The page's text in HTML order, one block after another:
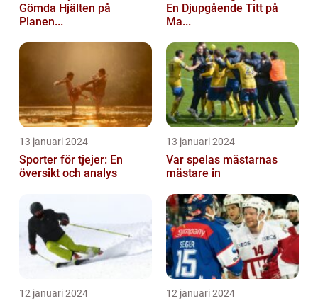
Gömda Hjälten på
Planen...
En Djupgående Titt på
Ma...
13 januari 2024
Sporter för tjejer: En
översikt och analys
13 januari 2024
Var spelas mästarnas
mästare in
12 januari 2024 12 januari 2024